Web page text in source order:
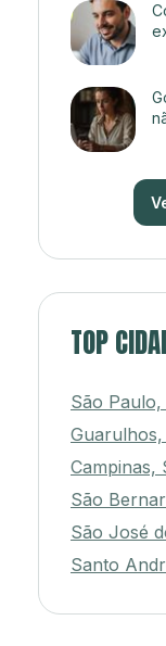
TOP
São Paulo,
Guarulhos,
Campinas,
São
São José
Santo